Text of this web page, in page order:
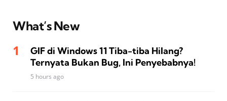
What’s New
GIF di Windows 11 Tiba-tiba Hilang?
Ternyata Bukan Bug, Ini Penyebabnya!
5 hours ago